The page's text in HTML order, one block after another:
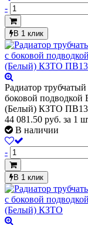
-
В 1 клик
Радиатор
боковой
(Белый) КЗТО
44 081.50 руб. за 1
В наличии
-
В 1 клик